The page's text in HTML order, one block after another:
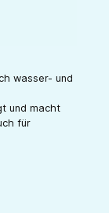
wasser- und
und macht
für